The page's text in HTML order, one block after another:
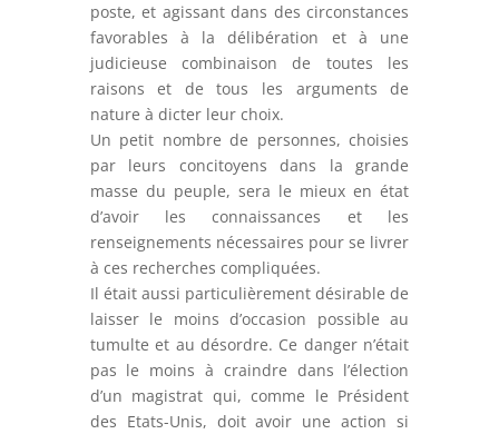
poste, et agissant dans des circonstances
favorables à la délibération et à une
judicieuse combinaison de toutes les
raisons et de tous les arguments de
nature à dicter leur choix.
Un petit nombre de personnes, choisies
par leurs concitoyens dans la grande
masse du peuple, sera le mieux en état
d’avoir les connaissances et les
renseignements nécessaires pour se livrer
à ces recherches compliquées.
Il était aussi particulièrement désirable de
laisser le moins d’occasion possible au
tumulte et au désordre. Ce danger n’était
pas le moins à craindre dans l’élection
d’un magistrat qui, comme le Président
des Etats-Unis, doit avoir une action si